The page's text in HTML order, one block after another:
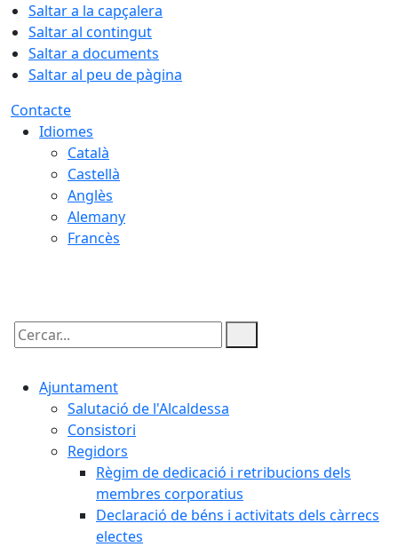
Saltar a la capçalera
Saltar al contingut
Saltar a documents
Saltar al peu de pàgina
Contacte
Idiomes
Català
Castellà
Anglès
Alemany
Francès
Cercar:
Ajuntament
Salutació de l'Alcaldessa
Consistori
Regidors
Règim de dedicació i retribucions dels
membres corporatius
Declaració de béns i activitats dels càrrecs
electes